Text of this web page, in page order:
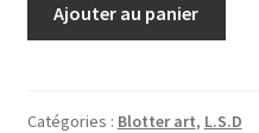
Large,
Ajouter au panier
Catégories : Blotter art, L.S.D